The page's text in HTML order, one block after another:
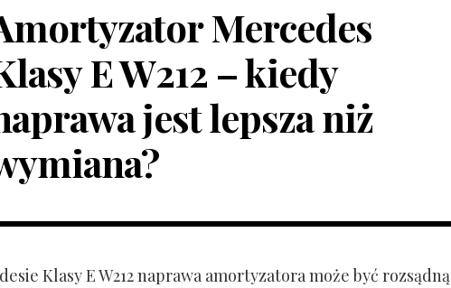
Mercedes
E W212 – kiedy
jest lepsza niż
Klasy E W212 naprawa amortyzatora może być rozsądną